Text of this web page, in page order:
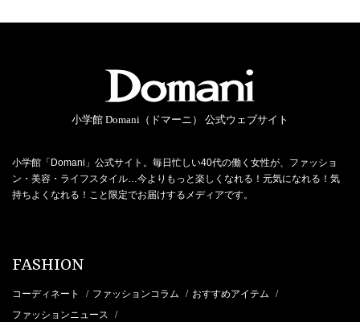
小学館 Domani（ドマーニ） 公式ウェブサイト
小学館「Domani」公式サイト。毎日忙しい40代の働く女性が、ファッショ
ン・美容・ライフスタイル…今よりもっと楽しくなれる！元気になれる！気
持ちよくなれる！こと限定でお届けするメディアです。
FASHION
コーディネート / ファッションコラム / おすすめアイテム /
ファッションニュース /